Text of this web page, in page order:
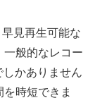
見再生可能な
一般的なレコー
かありません
時短できま